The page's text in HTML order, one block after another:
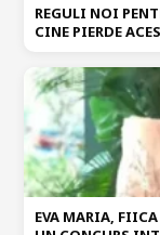
REGULI NOI
CINE PIERDE
EVA MARIA,